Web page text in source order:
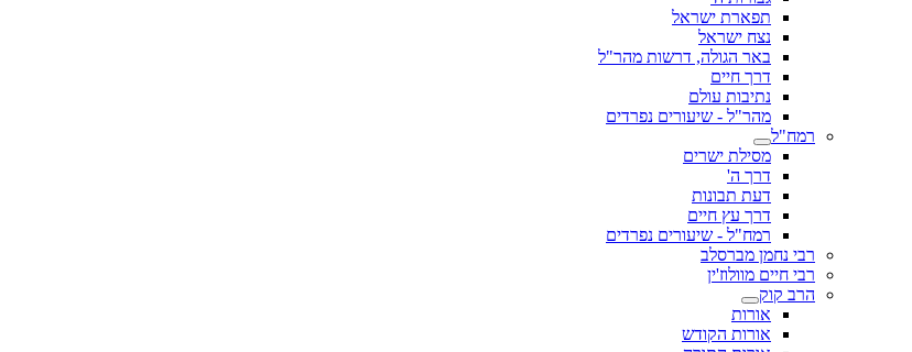
תפארת ישראל
נצח ישראל
באר הגולה, דרשות מהר"ל
דרך חיים
נתיבות עולם
מהר"ל - שיעורים נפרדים
רמח"ל
מסילת ישרים
דרך ה'
דעת תבונות
דרך עץ חיים
רמח"ל - שיעורים נפרדים
רבי נחמן מברסלב
רבי חיים מוולוז'ין
הרב קוק
אורות
אורות הקודש